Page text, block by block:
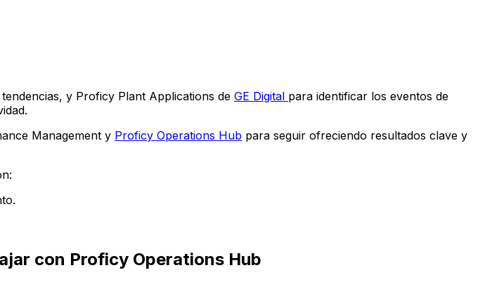
y Proficy Plant Applications de GE Digital para identificar los eventos de
Management y Proficy Operations Hub para seguir ofreciendo resultados clave y
con Proficy Operations Hub